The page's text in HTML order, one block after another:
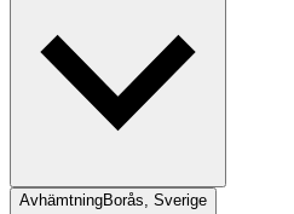
AvhämtningBorås, Sverige